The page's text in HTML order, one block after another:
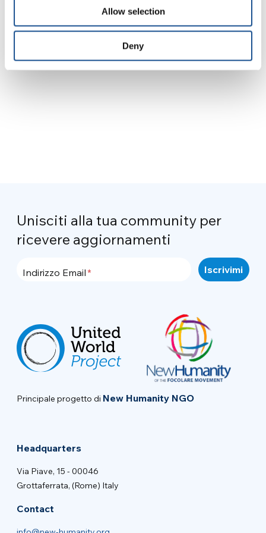
Allow selection
Deny
Unisciti alla tua community per
ricevere aggiornamenti
Indirizzo Email
Principale progetto di New Humanity NGO
Headquarters
Via Piave, 15 - 00046
Grottaferrata, (Rome) Italy
Contact